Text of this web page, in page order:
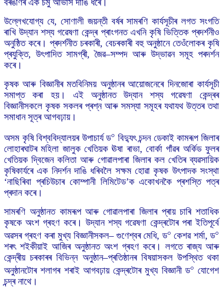
বৰঙণিৰ এক চমু আভাস দাঙি ধৰে।
উল্লেখযোগ্য যে, সোণালী জয়ন্তী বৰ্ষৰ সামৰণি কাৰ্যসূচীৰ লগত সংগতি
ৰাখি উদ্যান শস্য গৱেষণা কেন্দ্ৰ প্ৰাংগনত এখনি কৃষি ভিত্তিক প্ৰদৰ্শনীও
অনুষ্ঠিত কৰে। প্ৰদৰ্শনীত চৰকাৰী, বেচৰকাৰী বহু অনুষ্ঠানে তেওঁলোকৰ কৃষি
প্ৰযুক্তি, উৎপাদিত সামগ্ৰী, জৈৱ–সম্পদ আৰু উদ্ভাৱন সমূহ পৰদৰ্শন
কৰে।
কৃষক আৰু বিজ্ঞানীৰ মতবিনিময় অনুষ্ঠানৰ আয়োজনেৰে দিনজোৰা কাৰ্যসূচী
সমাপ্ত কৰা হয়। এই অনুষ্ঠানত উদ্যান শস্য গৱেষণা কেন্দ্ৰৰ
বিজ্ঞানীসকলে কৃষক সকলৰ প্ৰশ্ন আৰু সমস্যা সমূহৰ যথাযথ উত্তৰ তথা
সমাধান সূত্ৰ আগবঢ়ায়।
অসম কৃষি বিশ্ববিদ্যালয়ৰ উপাচাৰ্য ড০ বিদ্যুৎ চন্দন ডেকাই কামৰূপ জিলাৰ
লোহাৰঘাটৰ মহিলা জালুক খেতিয়ক ঊষা ৰাভা, বোৰ্কা গাঁৱৰ অৰ্কিড ফুলৰ
খেতিয়ক দ্বিজেন কলিতা আৰু গোৱালপাৰা জিলাৰ কল খেতিৰ ব্যৱসায়িক
কৃষিকাৰ্যৰে এক নিদৰ্শন দাঙি ধৰিবলৈ সক্ষম হোৱা কৃষক উৎপাদক সংস্থা
‘নাছিৰিবা প্ৰচিউচাৰ কোম্পানী লিমিটেড’ক একোখনকৈ প্ৰশস্তি পত্ৰ
প্ৰদান কৰে।
সামৰণি অনুষ্ঠানত কামৰূপ আৰু গোৱালপাৰা জিলাৰ প্ৰায় চাৰি শতাধিক
কৃষকে অংশ গ্ৰহণ কৰে। উদ্যান শস্য গৱেষণা কেন্দ্ৰটোৰ পৰা ইতিপূৰ্বে
অৱসৰ গ্ৰহণ কৰা মুখ্য বিজ্ঞানীসকল– গুণেশ্বৰ মেধি, ড০ কেশৱ শৰ্মা, ড০
শৰৎ শইকীয়াই আজিৰ অনুষ্ঠানত অংশ গ্ৰহণ কৰে। লগতে ৰাজ্য আৰু
কেন্দ্ৰীয় চৰকাৰৰ বিভিন্ন অনুষ্ঠান–প্ৰতিষ্ঠানৰ বিষয়াসকল উপস্থিত থকা
অনুষ্ঠানটোৰ শলাগৰ শৰাই আগবঢ়ায় কেন্দ্ৰটোৰ মুখ্য বিজ্ঞানী ড০ যোগেশ
চন্দ্ৰ নাথে।